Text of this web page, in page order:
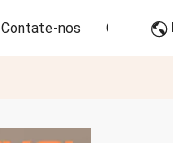
Contate-nos CN